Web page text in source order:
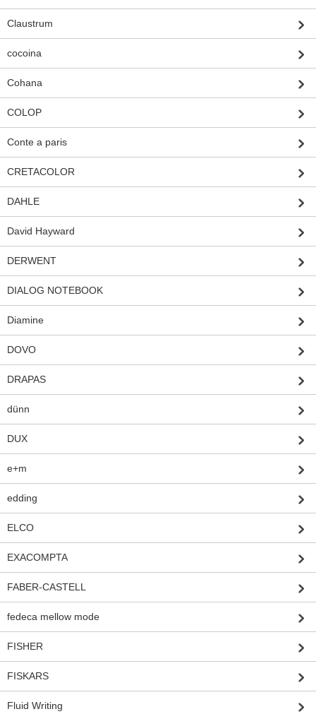
Claustrum
cocoina
Cohana
COLOP
Conte a paris
CRETACOLOR
DAHLE
David Hayward
DERWENT
DIALOG NOTEBOOK
Diamine
DOVO
DRAPAS
dünn
DUX
e+m
edding
ELCO
EXACOMPTA
FABER-CASTELL
fedeca mellow mode
FISHER
FISKARS
Fluid Writing